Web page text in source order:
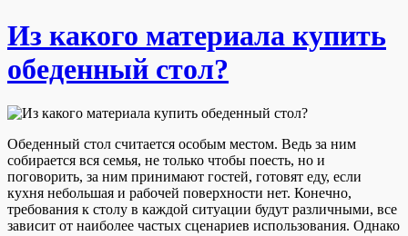
Из какого материала купить
обеденный стол?
Обеденный стол считается особым местом. Ведь за ним
собирается вся семья, не только чтобы поесть, но и
поговорить, за ним принимают гостей, готовят еду, если
кухня небольшая и рабочей поверхности нет. Конечно,
требования к столу в каждой ситуации будут различными, все
зависит от наиболее частых сценариев использования. Однако